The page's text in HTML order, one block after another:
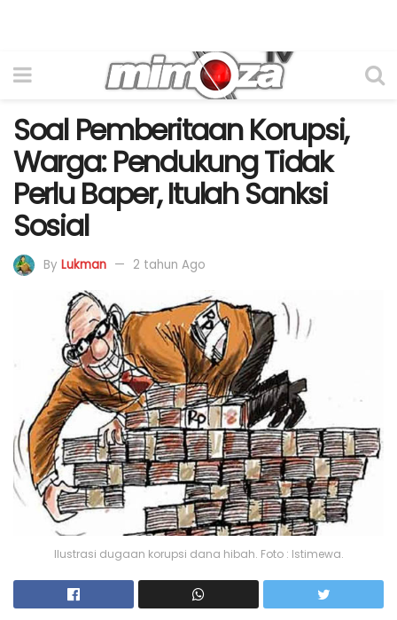
Soal Pemberitaan Korupsi,
Warga: Pendukung Tidak
Perlu Baper, Itulah Sanksi
Sosial
By Lukman 2 tahun Ago
Ilustrasi dugaan korupsi dana hibah. Foto : Istimewa.